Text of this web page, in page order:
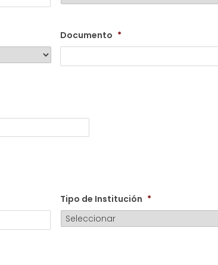
barra
barra
AAAA
Documento *
Tipo de Institución *